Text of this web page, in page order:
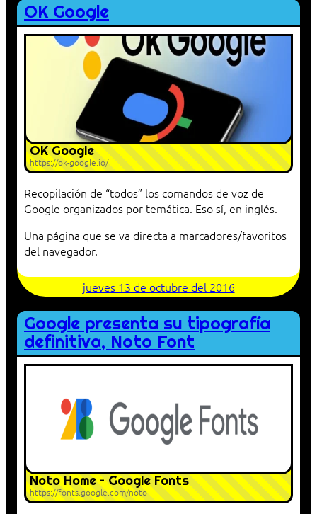
OK Google
OK Google
https://ok-google.io/
Recopilación de “todos” los comandos de voz de
Google organizados por temática. Eso sí, en inglés.
Una página que se va directa a marcadores/favoritos
del navegador.
jueves 13 de octubre del 2016
Google presenta su tipografía
definitiva, Noto Font
Noto Home – Google Fonts
https://fonts.google.com/noto